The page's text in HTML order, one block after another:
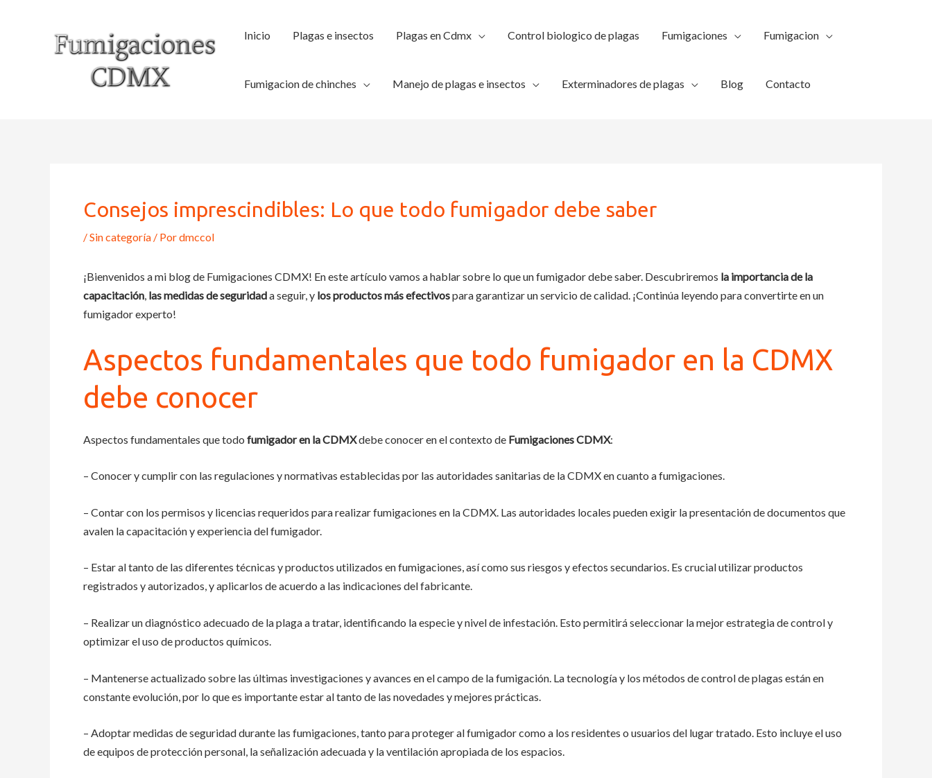
Inicio Plagas e insectos Plagas en Cdmx Control biologico de plagas Fumigaciones Fumigacion
Fumigacion de chinches Manejo de plagas e insectos Exterminadores de plagas Blog Contacto
Consejos imprescindibles: Lo que todo fumigador debe saber
/Sin categoría / Pordmccol
¡Bienvenidos a mi blog de Fumigaciones CDMX! En este artículo vamos a hablar sobre lo que un fumigador debe saber. Descubriremos la importancia de la
capacitación, las medidas de seguridada seguir, y los productos más efectivospara garantizar un servicio de calidad. ¡Continúa leyendo para convertirte en un
fumigador experto!
Aspectos fundamentales que todo fumigador en la CDMX
debe conocer
Aspectos fundamentales que todo fumigador en la CDMXdebe conocer en el contexto de Fumigaciones CDMX:
– Conocer y cumplir con las regulaciones y normativas establecidas por las autoridades sanitarias de la CDMX en cuanto a fumigaciones.
– Contar con los permisos y licencias requeridos para realizar fumigaciones en la CDMX. Las autoridades locales pueden exigir la presentación de documentos que
avalen la capacitación y experiencia del fumigador.
– Estar al tanto de las diferentes técnicas y productos utilizados en fumigaciones, así como sus riesgos y efectos secundarios. Es crucial utilizar productos
registrados y autorizados, y aplicarlos de acuerdo a las indicaciones del fabricante.
– Realizar un diagnóstico adecuado de la plaga a tratar, identificando la especie y nivel de infestación. Esto permitirá seleccionar la mejor estrategia de control y
optimizar el uso de productos químicos.
– Mantenerse actualizado sobre las últimas investigaciones y avances en el campo de la fumigación. La tecnología y los métodos de control de plagas están en
constante evolución, por lo que es importante estar al tanto de las novedades y mejores prácticas.
– Adoptar medidas de seguridad durante las fumigaciones, tanto para proteger al fumigador como a los residentes o usuarios del lugar tratado. Esto incluye el uso
de equipos de protección personal, la señalización adecuada y la ventilación apropiada de los espacios.